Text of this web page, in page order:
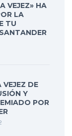
VEJEZ» HA
LA
TU
VEJEZ DE
Y
POR